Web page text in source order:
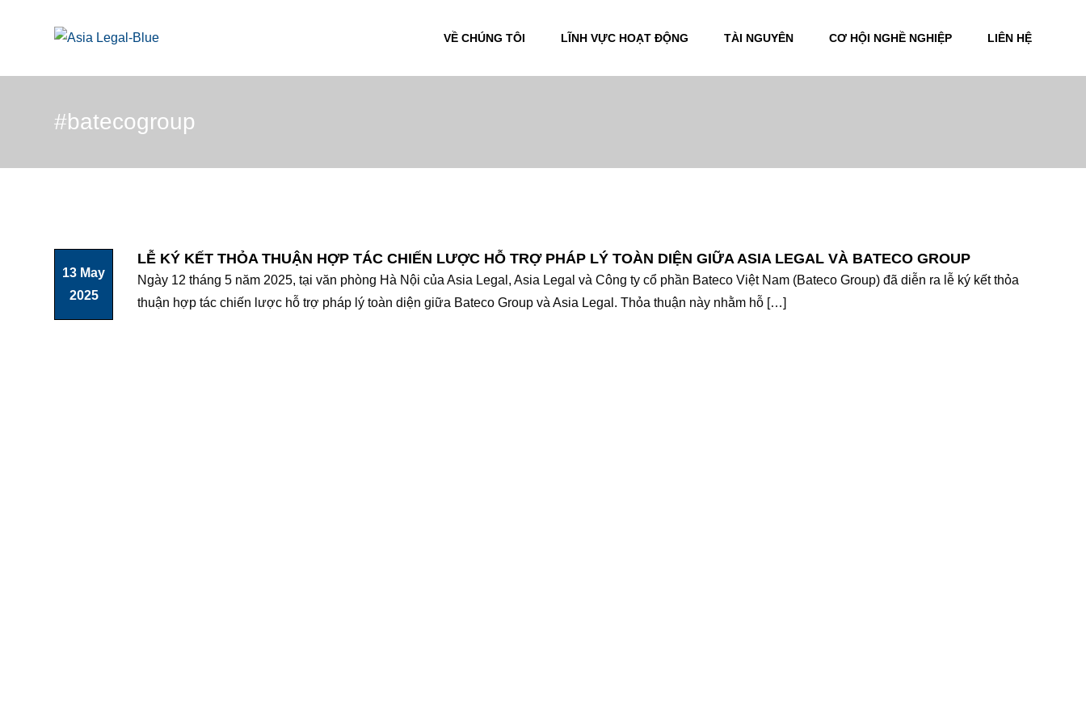
VỀ CHÚNG TÔI LĨNH VỰC HOẠT ĐỘNG TÀI NGUYÊN CƠ HỘI NGHỀ NGHIỆP LIÊN HỆ
#batecogroup
13 May
2025
LỄ KÝ KẾT THỎA THUẬN HỢP TÁC CHIẾN LƯỢC HỖ TRỢ PHÁP LÝ TOÀN DIỆN GIỮA ASIA LEGAL VÀ BATECO GROUP
Ngày 12 tháng 5 năm 2025, tại văn phòng Hà Nội của Asia Legal, Asia Legal và Công ty cổ phần Bateco Việt Nam (Bateco Group) đã diễn ra lễ ký kết thỏa
thuận hợp tác chiến lược hỗ trợ pháp lý toàn diện giữa Bateco Group và Asia Legal. Thỏa thuận này nhằm hỗ […]